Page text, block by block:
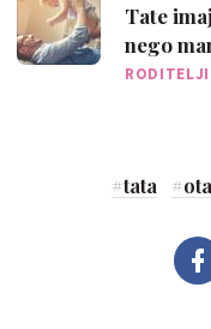
Tate
nego
RODITELJI
#tata #